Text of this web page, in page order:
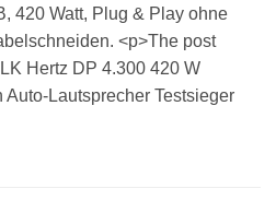
420 Watt, Plug & Play ohne
<p>The post
Hertz DP 4.300 420 W
Lautsprecher Testsieger